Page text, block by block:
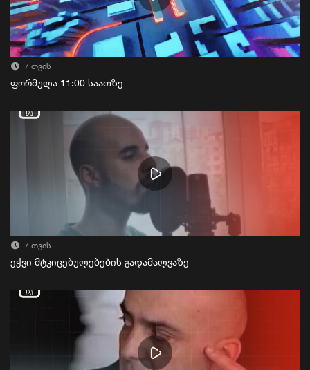
7 თვის
ფორმულა 11:00 საათზე
7 თვის
ეჭვი მტკიცებულებების გადამალვაზე